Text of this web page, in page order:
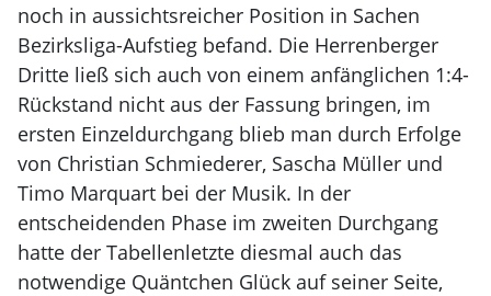
noch in aussichtsreicher Position in Sachen
Bezirksliga-Aufstieg befand. Die Herrenberger
Dritte ließ sich auch von einem anfänglichen 1:4-
Rückstand nicht aus der Fassung bringen, im
ersten Einzeldurchgang blieb man durch Erfolge
von Christian Schmiederer, Sascha Müller und
Timo Marquart bei der Musik. In der
entscheidenden Phase im zweiten Durchgang
hatte der Tabellenletzte diesmal auch das
notwendige Quäntchen Glück auf seiner Seite,